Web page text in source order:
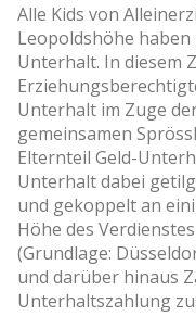
Alle Kids von
Leopoldshöhe
Unterhalt. In diesem
Unterhalt im Zuge
gemeinsamen
Elternteil Geld-
Unterhalt dabei
und gekoppelt an
Höhe des
(Grundlage:
und darüber hinaus
Unterhaltszahlung